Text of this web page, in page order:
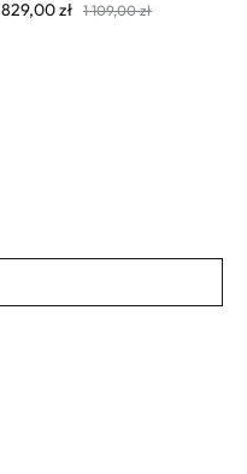
829,00zł 1 109,00zł